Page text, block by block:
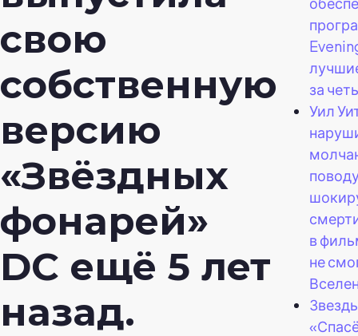
свою
собственную
версию
«Звёздных
фонарей»
DC ещё 5 лет
назад.
за
Уил
в
не